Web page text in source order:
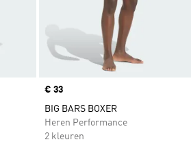
Price
€ 33
BIG BARS BOXER
Heren Performance
2 kleuren